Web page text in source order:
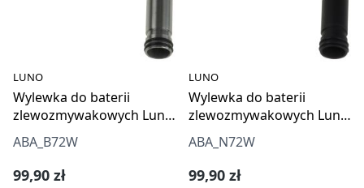
LUNO
Wylewka do baterii
zlewozmywakowych Luno
- elastyczna
ABA_B72W
Cena regularna:
99,90 zł
LUNO
Wylewka do baterii
zlewozmywakowych Luno
- elastyczna
ABA_N72W
Cena regularna:
99,90 zł